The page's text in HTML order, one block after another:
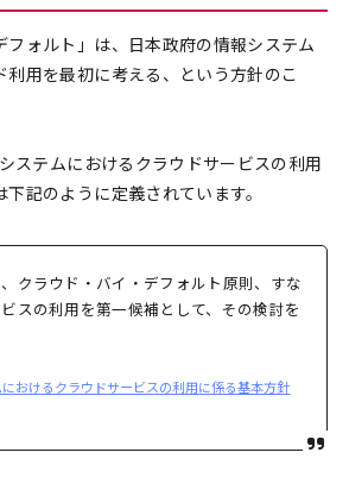
フォルト」は、日本政府の情報システム
利用を最初に考える、という方針のこ
ステムにおけるクラウドサービスの利用
記のように定義されています。
クラウド・バイ・デフォルト原則、すな
スの利用を第一候補として、その検討を
おけるクラウドサービスの利用に係る基本方針